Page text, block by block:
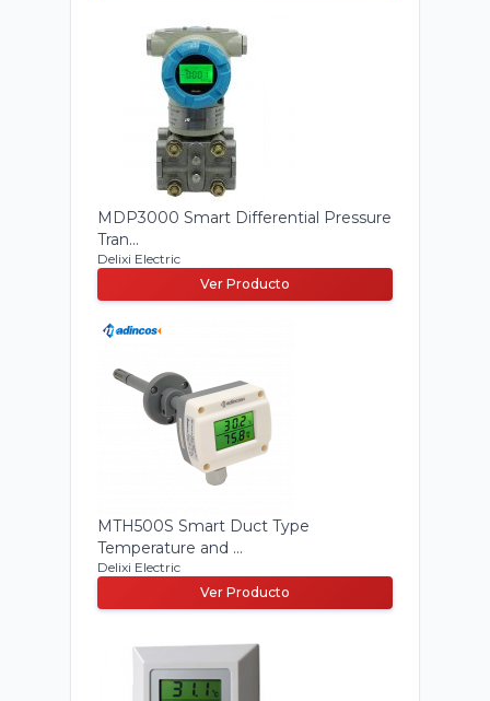
MDP3000 Smart Differential Pressure
Tran...
Delixi Electric
Ver Producto
MTH500S Smart Duct Type
Temperature and ...
Delixi Electric
Ver Producto